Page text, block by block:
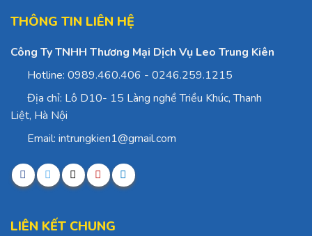
THÔNG TIN LIÊN HỆ
Công Ty TNHH Thương Mại Dịch Vụ Leo Trung Kiên
Hotline: 0989.460.406 - 0246.259.1215
Địa chỉ: Lô D10- 15 Làng nghề Triều Khúc, Thanh
Liệt, Hà Nội
Email: intrungkien1@gmail.com
LIÊN KẾT CHUNG